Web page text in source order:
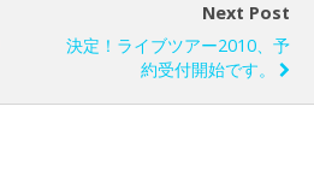
Next Post
決定！ライブツアー2010、予
約受付開始です。